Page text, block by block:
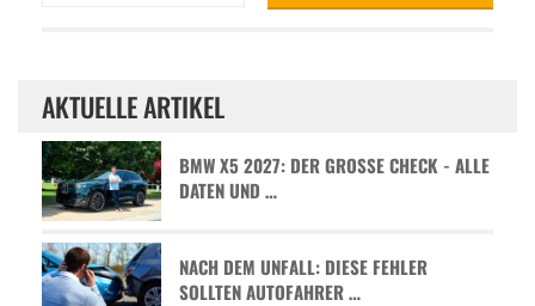
AKTUELLE ARTIKEL
BMW X5 2027: DER GROSSE CHECK - ALLE D
ATEN UND …
NACH DEM UNFALL: DIESE FEHLER
SOLLTEN AUTOFAHRER …